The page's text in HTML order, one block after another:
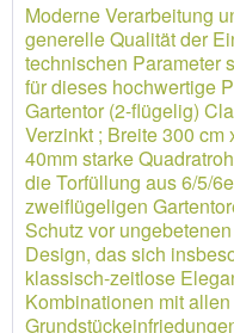
Moderne Verarbeitung
generelle Qualität der
technischen Parameter
für dieses hochwertige
Gartentor (2-flügelig)
Verzinkt ; Breite 300
40mm starke
die Torfüllung aus 6/5/
zweiflügeligen
Schutz vor
Design, das sich
klassisch-zeitlose
Kombinationen mit